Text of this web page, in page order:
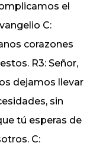
el
C:
corazones
R3: Señor,
dejamos llevar
sin
tú esperas de
C: